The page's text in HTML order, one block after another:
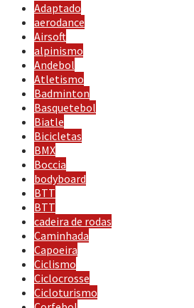
Adaptado
aerodance
Airsoft
alpinismo
Andebol
Atletismo
Badminton
Basquetebol
Biatle
Bicicletas
BMX
Boccia
bodyboard
BTT
BTT
cadeira de rodas
Caminhada
Capoeira
Ciclismo
Ciclocrosse
Cicloturismo